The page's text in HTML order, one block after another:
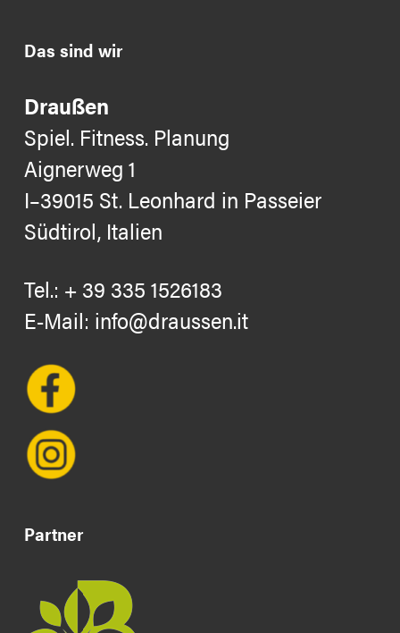
Das sind wir
Draußen
Spiel. Fitness. Planung
Aignerweg 1
I–39015 St. Leonhard in Passeier
Südtirol, Italien
Tel.: + 39 335 1526183
E-Mail: info@draussen.it
Partner